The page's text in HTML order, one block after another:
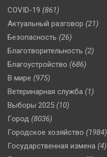
COVID-19 (861)
Актуальный разговор (21)
Безопасность (26)
Благотворительность (2)
Благоустройство (686)
В мире (975)
Ветеринарная служба (1)
Выборы 2025 (10)
Город (8036)
Городское хозяйство (1984)
Государственная измена (4)